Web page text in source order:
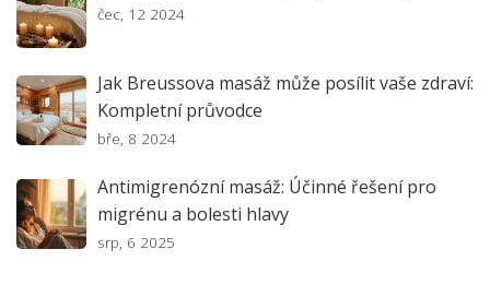
čec, 12 2024
Jak Breussova masáž může posílit vaše zdraví:
Kompletní průvodce
bře, 8 2024
Antimigrenózní masáž: Účinné řešení pro
migrénu a bolesti hlavy
srp, 6 2025